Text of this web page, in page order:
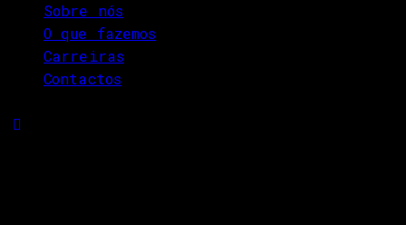
Sobre nós
O que fazemos
Carreiras
Contactos